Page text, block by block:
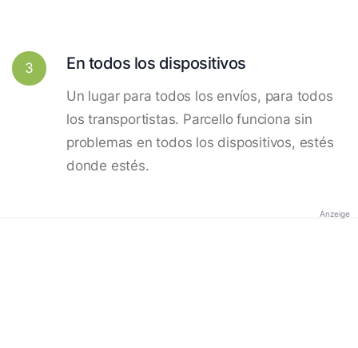
3 En todos los dispositivos
Un lugar para todos los envíos, para todos
los transportistas. Parcello funciona sin
problemas en todos los dispositivos, estés
donde estés.
Anzeige